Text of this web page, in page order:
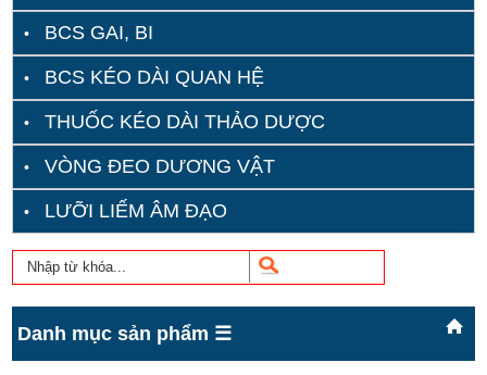
BCS GAI, BI
BCS KÉO DÀI QUAN HỆ
THUỐC KÉO DÀI THẢO DƯỢC
VÒNG ĐEO DƯƠNG VẬT
LƯỠI LIẾM ÂM ĐẠO
Danh mục sản phẩm ☰